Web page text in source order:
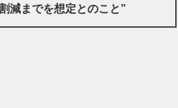
減までを想定とのこと”